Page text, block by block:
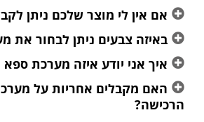
אם אין לי מוצר שלכם ניתן
באיזה צבעים ניתן לבחור את
איך אני יודע איזה מערכת
האם מקבלים אחריות על
הרכישה?